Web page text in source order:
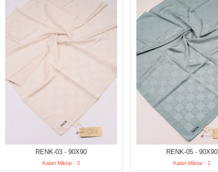
RENK-03 - 90X90
Kalan Miktar : 3
RENK-05 - 90X90
Kalan Miktar : 2